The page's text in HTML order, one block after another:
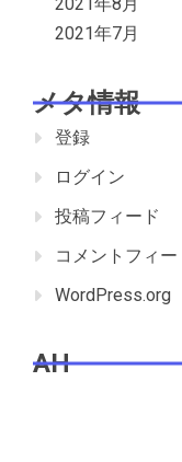
2021年7月
メタ情報
登録
ログイン
投稿フィード
コメントフィー
WordPress.org
AH